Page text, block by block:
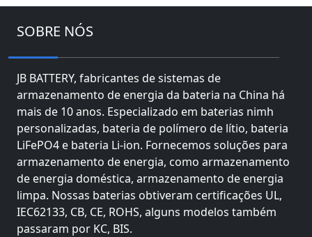
SOBRE NÓS
JB BATTERY, fabricantes de sistemas de
armazenamento de energia da bateria na China há
mais de 10 anos. Especializado em baterias nimh
personalizadas, bateria de polímero de lítio, bateria
LiFePO4 e bateria Li-ion. Fornecemos soluções para
armazenamento de energia, como armazenamento
de energia doméstica, armazenamento de energia
limpa. Nossas baterias obtiveram certificações UL,
IEC62133, CB, CE, ROHS, alguns modelos também
passaram por KC, BIS.